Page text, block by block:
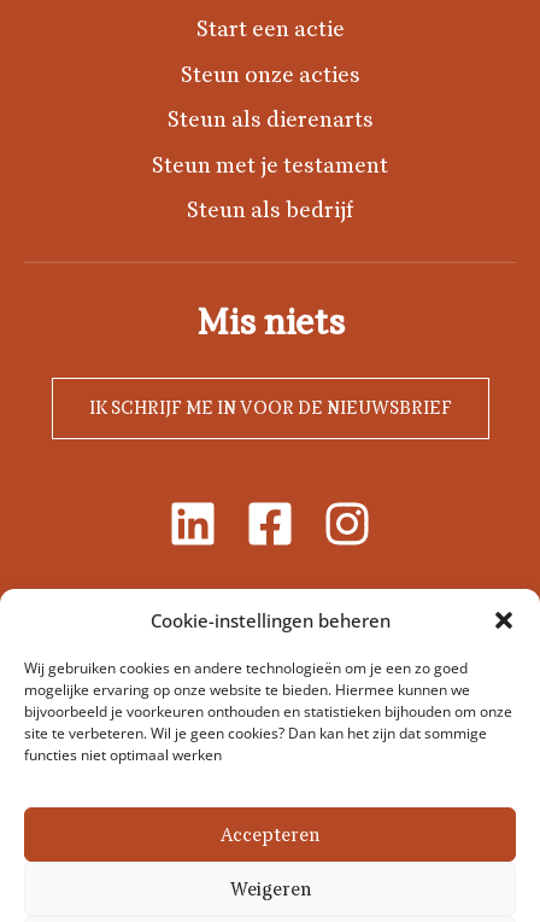
Cookie-instellingen beheren
Wij gebruiken cookies en andere technologieën om je een zo goed
mogelijke ervaring op onze website te bieden. Hiermee kunnen we
bijvoorbeeld je voorkeuren onthouden en statistieken bijhouden om onze
site te verbeteren. Wil je geen cookies? Dan kan het zijn dat sommige
functies niet optimaal werken
Accepteren
Weigeren
Start een actie
Steun onze acties
Steun als dierenarts
Steun met je testament
Steun als bedrijf
Mis niets
IK SCHRIJF ME IN VOOR DE NIEUWSBRIEF
Stichting Dierenartsen Zonder Grenzen Nederland –
Veerstraat 17-1, 1075 SL Amsterdam, Nederland